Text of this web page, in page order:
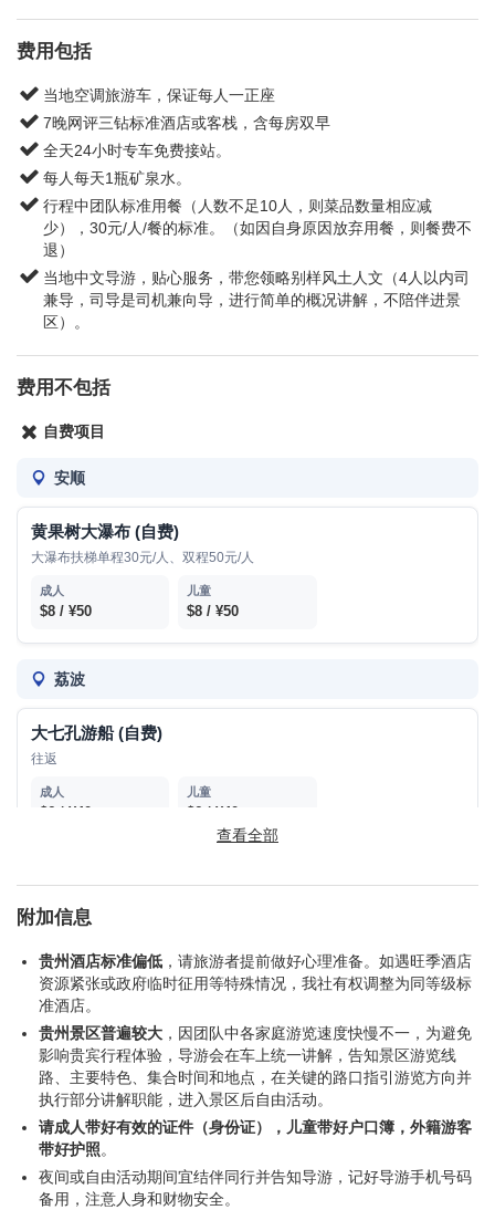
费用包括
当地空调旅游车，保证每人一正座
7晚网评三钻标准酒店或客栈，含每房双早
全天24小时专车免费接站。
每人每天1瓶矿泉水。
行程中团队标准用餐（人数不足10人，则菜品数量相应减
少），30元/人/餐的标准。（如因自身原因放弃用餐，则餐费不
退）
当地中文导游，贴心服务，带您领略别样风土人文（4人以内司
兼导，司导是司机兼向导，进行简单的概况讲解，不陪伴进景
区）。
费用不包括
自费项目
安顺
黄果树大瀑布 (自费)
大瀑布扶梯单程30元/人、双程50元/人
$8 / ¥50 $8 / ¥50
荔波
大七孔游船 (自费)
往返
$6 / ¥40 $6 / ¥40
鸳鸯湖游船 (自费)
兴义
万峰湖游船 (自费)
$12 / ¥80 $12 / ¥80
马岭河峡谷 (自费)
查看全部
附加信息
贵州酒店标准偏低 ，请旅游者提前做好心理准备。如遇旺季酒店
资源紧张或政府临时征用等特殊情况，我社有权调整为同等级标
准酒店。
贵州景区普遍较大 ，因团队中各家庭游览速度快慢不一，为避免
影响贵宾行程体验，导游会在车上统一讲解，告知景区游览线
路、主要特色、集合时间和地点，在关键的路口指引游览方向并
执行部分讲解职能，进入景区后自由活动。
请成人带好有效的证件（身份证），儿童带好户口簿，外籍游客
带好护照。
夜间或自由活动期间宜结伴同行并告知导游，记好导游手机号码
备用，注意人身和财物安全。